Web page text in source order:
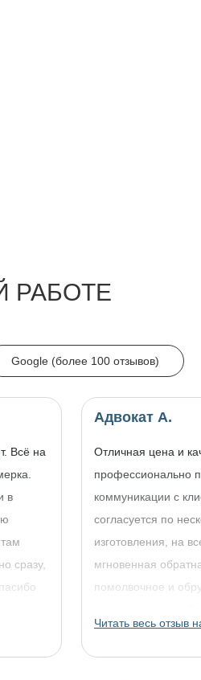
РАБОТЕ
Google (более 100 отзывов)
Всё на
в
сразу,
Адвокат А.
Отличная цена и
профессионально
коммуникации с
согласуется по
изготовления, на
мгновенная
помолвочное и
Читать весь отзыв